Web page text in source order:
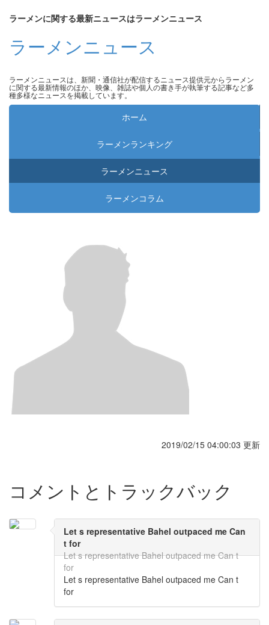
ラーメンに関する最新ニュースはラーメンニュース
ラーメンニュース
ラーメンニュースは、新聞・通信社が配信するニュース提供元からラーメン
に関する最新情報のほか、映像、雑誌や個人の書き手が執筆する記事など多
種多様なニュースを掲載しています。
ホーム
ラーメンランキング
ラーメンニュース
ラーメンコラム
2019/02/15 04:00:03 更新
コメントとトラックバック
Let s representative Bahel outpaced me Can
t for
Let s representative Bahel outpaced me Can t
for
Let s representative Bahel outpaced me Can t
for